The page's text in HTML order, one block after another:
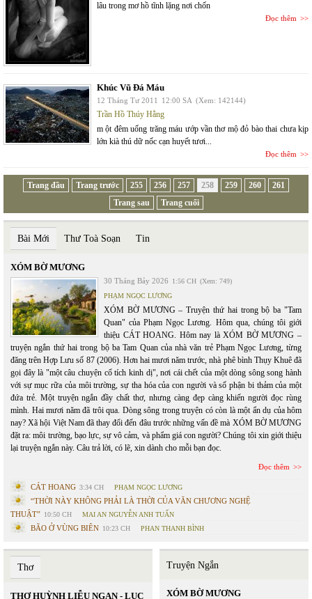
lâu trong mơ hồ tĩnh lặng nơi chốn
Đọc thêm
Khúc Vũ Đá Máu
12 Tháng Tư 2011 12:00 SA (Xem: 142144)
Trần Hồ Thúy Hằng
m ột đêm uống trăng máu ướp vần thơ mộ đỏ bào thai chưa kịp
lớn kià thú dữ nốc cạn huyết tươi...
Đọc thêm
Trang đầu Trang trước 255 256 257 258 259 260
261
Trang sau
Trang cuối
Bài Mới Thư Toà Soạn Tin
XÓM BỜ MƯƠNG
30 Tháng Bảy 2026 1:56 CH (Xem: 749)
PHẠM NGỌC LƯƠNG
XÓM BỜ MƯƠNG – Truyện thứ hai trong bộ ba "Tam
Quan" của Phạm Ngọc Lương. Hôm qua, chúng tôi giới
thiệu CÁT HOANG. Hôm nay là XÓM BỜ MƯƠNG –
truyện ngắn thứ hai trong bộ ba Tam Quan của nhà văn trẻ Phạm Ngọc Lương, từng
đăng trên Hợp Lưu số 87 (2006). Hơn hai mươi năm trước, nhà phê bình Thụy Khuê đã
gọi đây là "một câu chuyện cổ tích kinh dị", nơi cái chết của một dòng sông song hành
với sự mục rữa của môi trường, sự tha hóa của con người và số phận bi thảm của một
đứa trẻ. Một truyện ngắn đầy chất thơ, nhưng càng đẹp càng khiến người đọc rùng
mình. Hai mươi năm đã trôi qua. Dòng sông trong truyện có còn là một ẩn dụ của hôm
nay? Xã hội Việt Nam đã thay đổi đến đâu trước những vấn đề mà XÓM BỜ MƯƠNG
đặt ra: môi trường, bạo lực, sự vô cảm, và phẩm giá con người? Chúng tôi xin giới thiệu
lại truyện ngắn này. Câu trả lời, có lẽ, xin dành cho mỗi bạn đọc.
Đọc thêm
CÁT HOANG 3:34 CH PHẠM NGỌC LƯƠNG
“THỜI NÀY KHÔNG PHẢI LÀ THỜI CỦA VĂN CHƯƠNG NGHỆ
THUẬT” 10:50 CH MAI AN NGUYỄN ANH TUẤN
BÃO Ở VÙNG BIÊN 10:23 CH PHAN THANH BÌNH
Thơ
THƠ HUỲNH LIỄU NGẠN - LỤC
Truyện Ngắn
XÓM BỜ MƯƠNG